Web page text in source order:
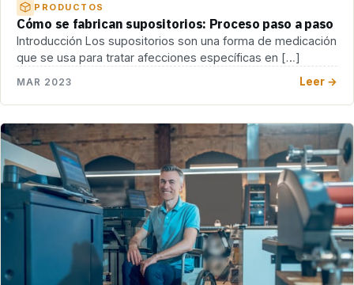
PRODUCTOS
Cómo se fabrican supositorios: Proceso paso a paso
Introducción Los supositorios son una forma de medicación
que se usa para tratar afecciones específicas en […]
MAR 2023 Leer →